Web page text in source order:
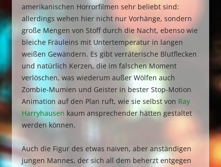
amerikanischen Horrorfilmen sehr beliebt sind:
allerdings wehen hier nicht nur Vorhänge, sondern
große Mengen von Stoff durch die Nacht, ebenso wie
bleiche Fräuleins mit Untertemperatur in langen
weißen Gewändern. Es gibt verräterische Blutflecken
und natürlich Kerzen, die im falschen Moment
verlöschen, was wiederum außer Wölfen auch
Zombie-Mumien und Geister in bester Stop-Motion
Animation auf den Plan ruft, wie sie selbst von Ray
Harryhausen kaum ansprechender hätten gestaltet
werden können.
Auch die Figur des etwas naiven, aber anständigen
jungen Mannes, der sich all dem beherzt entgegen